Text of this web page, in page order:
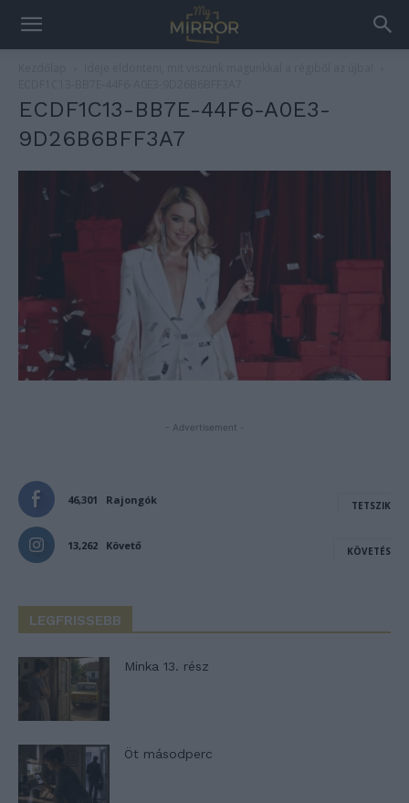
ECDF1C13-BB7E-44F6-A0E3-
9D26B6BFF3A7
- Advertisement -
46,301 Rajongók TETSZIK
13,262 Követő KÖVETÉS
LEGFRISSEBB
Minka 13. rész
Öt másodperc